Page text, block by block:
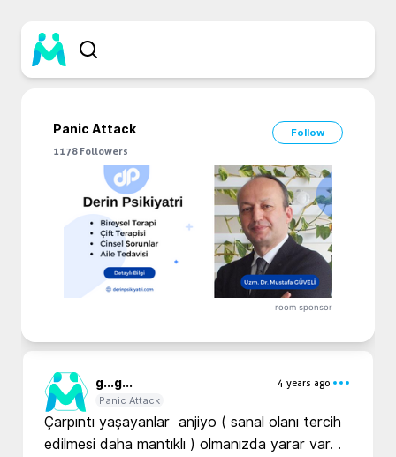
Panic Attack
Follow
1178 Followers
room sponsor
g...g...
4 years ago
Panic Attack
Çarpıntı yaşayanlar  anjiyo ( sanal olanı tercih
edilmesi daha mantıklı ) olmanızda yarar var. .